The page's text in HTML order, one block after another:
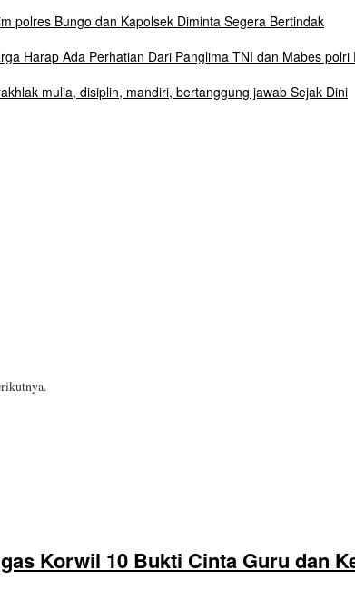
polres Bungo dan Kapolsek Diminta Segera Bertindak
Harap Ada Perhatian Dari Panglima TNI dan Mabes polri
mulia, disiplin, mandiri, bertanggung jawab Sejak Dini
Korwil 10 Bukti Cinta Guru dan